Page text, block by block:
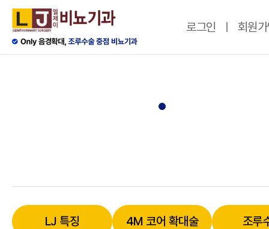
로그인 회원
LJ 특징 4M 코어 확대술 조루